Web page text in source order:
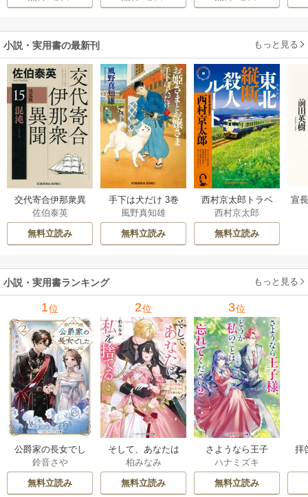
の落ちこぼれ令
を掴み取る～
しろう 活
小説・実用書の最新刊 もっと見る
交代寄合伊那衆異
聞 15巻
佐伯泰英
無料立読み
手下は犬だけ 3巻
風野真知雄
無料立読み
西村京太郎トラベ
ルミステリー・セ
レクション 2巻
西村京太郎
無料立読み
宣
小説・実用書ランキング もっと見る
1位
公爵家の長女でし
た
鈴音さや
無料立読み
2位
そして、あなたは
私を捨てる
柏みなみ
無料立読み
3位
さようなら王子
様、どうか私のこ
とは忘れてくださ
い
ハナミズキ
無料立読み
拝